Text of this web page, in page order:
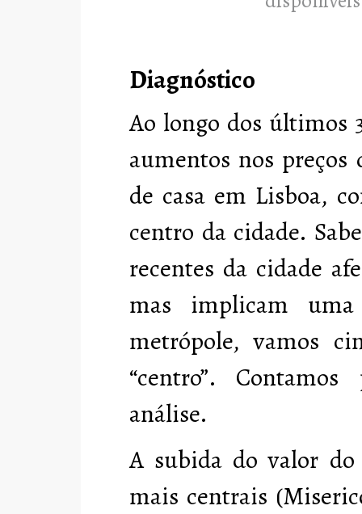
Diagnóstico
Ao longo dos últimos
aumentos nos
de casa em Lisboa,
centro da cidade.
recentes da cidade
mas implicam
metrópole, vamos
“centro”.
análise.
A subida do valor
mais centrais (